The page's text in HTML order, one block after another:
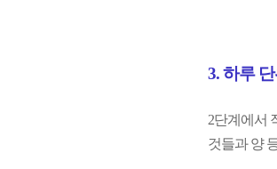
3. 하루
2단계에서
것들과 양